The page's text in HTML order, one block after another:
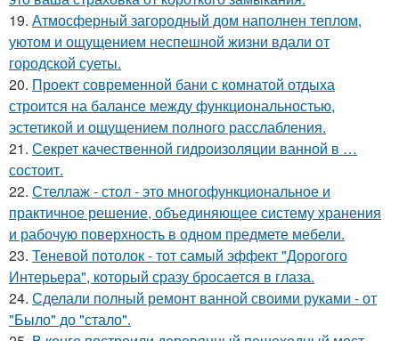
19. Атмосферный загородный дом наполнен теплом,
уютом и ощущением неспешной жизни вдали от
городской суеты.
20. Проект современной бани с комнатой отдыха
строится на балансе между функциональностью,
эстетикой и ощущением полного расслабления.
21. Секрет качественной гидроизоляции ванной в …
состоит.
22. Стеллаж - стол - это многофункциональное и
практичное решение, объединяющее систему хранения
и рабочую поверхность в одном предмете мебели.
23. Теневой потолок - тот самый эффект "Дорогого
Интерьера", который сразу бросается в глаза.
24. Сделали полный ремонт ванной своими руками - от
"Было" до "стало".